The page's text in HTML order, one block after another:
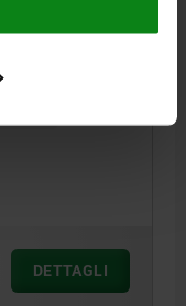
CHIAVE=20
DETTAGLI